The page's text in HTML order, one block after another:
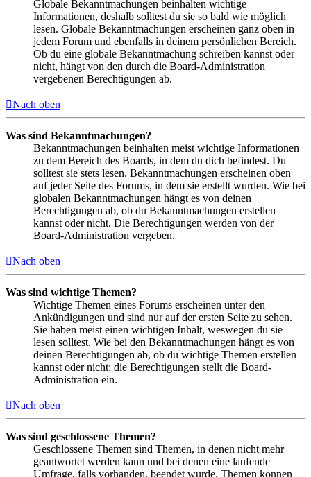
Globale Bekanntmachungen beinhalten wichtige
Informationen, deshalb solltest du sie so bald wie möglich
lesen. Globale Bekanntmachungen erscheinen ganz oben in
jedem Forum und ebenfalls in deinem persönlichen Bereich.
Ob du eine globale Bekanntmachung schreiben kannst oder
nicht, hängt von den durch die Board-Administration
vergebenen Berechtigungen ab.
Nach oben
Was sind Bekanntmachungen?
Bekanntmachungen beinhalten meist wichtige Informationen
zu dem Bereich des Boards, in dem du dich befindest. Du
solltest sie stets lesen. Bekanntmachungen erscheinen oben
auf jeder Seite des Forums, in dem sie erstellt wurden. Wie bei
globalen Bekanntmachungen hängt es von deinen
Berechtigungen ab, ob du Bekanntmachungen erstellen
kannst oder nicht. Die Berechtigungen werden von der
Board-Administration vergeben.
Nach oben
Was sind wichtige Themen?
Wichtige Themen eines Forums erscheinen unter den
Ankündigungen und sind nur auf der ersten Seite zu sehen.
Sie haben meist einen wichtigen Inhalt, weswegen du sie
lesen solltest. Wie bei den Bekanntmachungen hängt es von
deinen Berechtigungen ab, ob du wichtige Themen erstellen
kannst oder nicht; die Berechtigungen stellt die Board-
Administration ein.
Nach oben
Was sind geschlossene Themen?
Geschlossene Themen sind Themen, in denen nicht mehr
geantwortet werden kann und bei denen eine laufende
Umfrage, falls vorhanden, beendet wurde. Themen können